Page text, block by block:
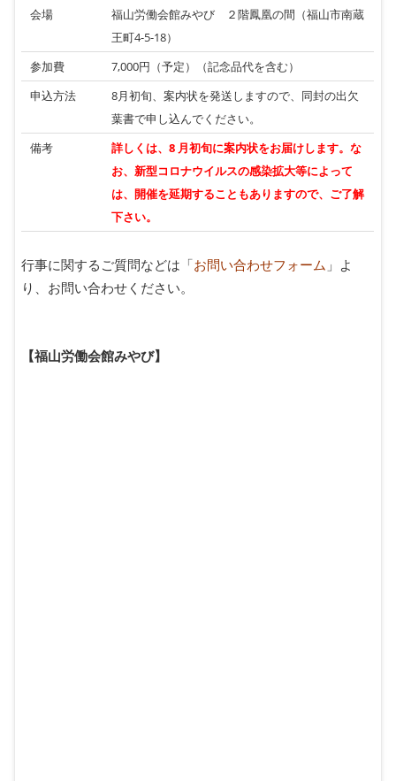
会場
福山労働会館みやび ２階鳳凰の間（福山市南蔵
王町4-5-18）
参加費
7,000円（予定）（記念品代を含む）
申込方法
8月初旬、案内状を発送しますので、同封の出欠
葉書で申し込んでください。
備考
詳しくは、8 月初旬に案内状をお届けします。な
お、新型コロナウイルスの感染拡大等によって
は、開催を延期することもありますので、ご了解
下さい。
行事に関するご質問などは「お問い合わせフォーム 」よ
り、お問い合わせください。
【福山労働会館みやび】